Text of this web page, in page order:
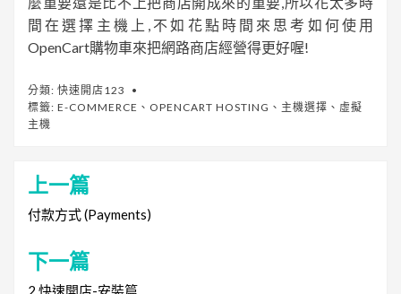
間在選擇主機上,不如花點時間來思考如何使用
OpenCart購物車來把網路商店經營得更好喔!
分類: 快速開店123
標籤: E-COMMERCE 、 OPENCART HOSTING 、 主機選擇 、 虛擬
主機
文
章
導
覽
上一篇
付款方式 (Payments)
下一篇